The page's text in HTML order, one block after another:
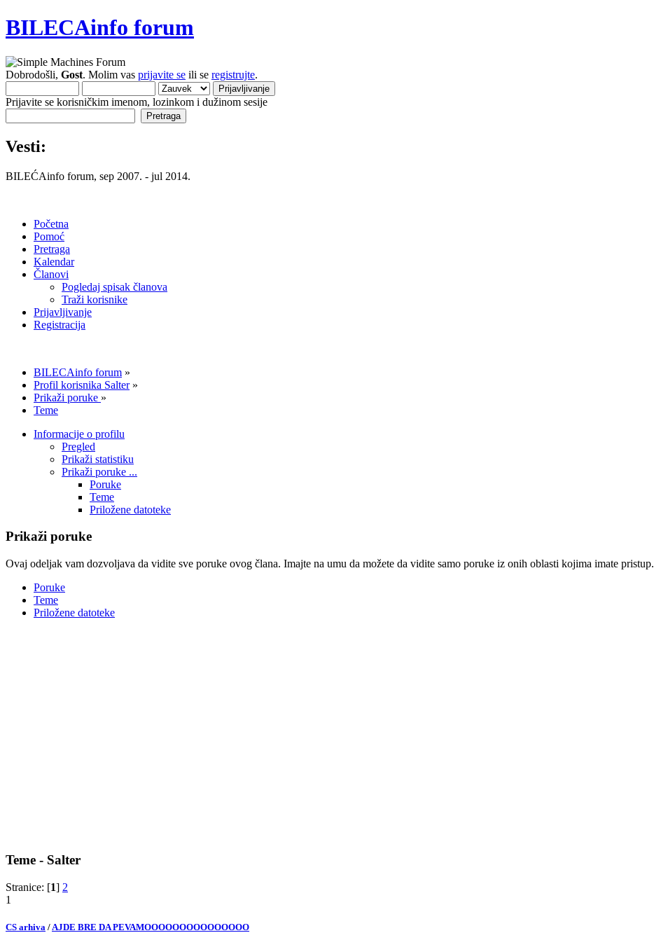
BILECAinfo forum
Dobrodošli, Gost. Molim vas prijavite se ili se registrujte.
Prijavite se korisničkim imenom, lozinkom i dužinom sesije
Vesti:
BILEĆAinfo forum, sep 2007. - jul 2014.
Početna
Pomoć
Pretraga
Kalendar
Članovi
Pogledaj spisak članova
Traži korisnike
Prijavljivanje
Registracija
BILECAinfo forum »
Profil korisnika Salter»
Prikaži poruke »
Teme
Informacije o profilu
Pregled
Prikaži statistiku
Prikaži poruke ...
Poruke
Teme
Priložene datoteke
Prikaži poruke
Ovaj odeljak vam dozvoljava da vidite sve poruke ovog člana. Imajte na umu da možete da vidite samo poruke iz onih oblasti kojima imate pristup.
Poruke
Teme
Priložene datoteke
Teme - Salter
Stranice: [1] 2
1
CS arhiva / AJDE BRE DA PEVAMOOOOOOOOOOOOOOO